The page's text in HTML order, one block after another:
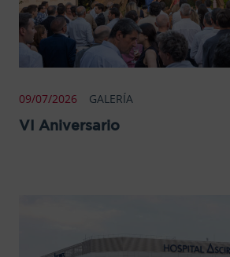
09/07/2026 GALERÍA
VI Aniversario